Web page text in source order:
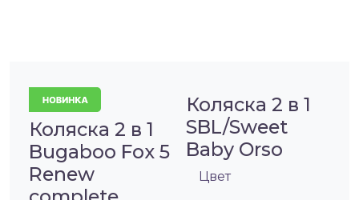
Коляска 2 в 1
Bugaboo Fox 5
Renew
Коляска 2 в 1
SBL/Sweet
Baby Orso
Цвет